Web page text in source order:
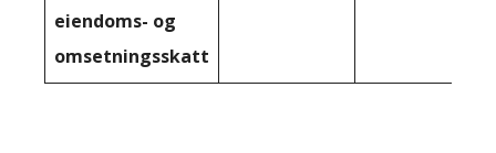
eiendoms- og
omsetningsskatt